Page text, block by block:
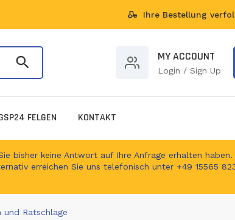
Ihre Bestellung
Serch Product & brands... MY ACCOUNT
Login / Sign Up
FELGEN KONTAKT
bisher keine Antwort auf Ihre Anfrage erhalten
erreichen Sie uns telefonisch unter +49 15565
und Ratschläge